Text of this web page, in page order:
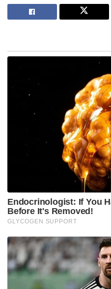
പ്രിയക്കും സാക്ഷിക്കും
ലവ്‌ലിനയ്ക്ക് വെള്ളി
നിലവിൽ 39 വയസ്സായ
കൈഫ് പ്രത്യേകമായി
കോഹ്‌ലിയുടെയും
കാര്യത്തിൽ ഞാൻ
ഇപ്പോൾ തന്റെ
ശ്രദ്ധിക്കുന്നുണ്ട്. സ്വയം
ഫിറ്റ്നസ് നിലനിർത്തി
കളിക്കുക തന്നെ
യുവതാരങ്ങൾക്ക് പോലും
രോഹിതിന്
അവന്റെ ബാറ്റിങ്ങിൽ
ഒഴിഞ്ഞതിന് ശേഷം ഒരു
അവന്റെ സമീപനത്തിൽ
എല്ലാ പന്തിലും കയറി
മുതിരുന്നില്ല.”
2027 ലോകകപ്പിലെ ഇന്ത്യൻ
ലോകകപ്പ് കളിച്ച അതേ
കൈഫ് നിരീക്ഷിച്ചു.
രാഹുൽ, കുൽദീപ്,